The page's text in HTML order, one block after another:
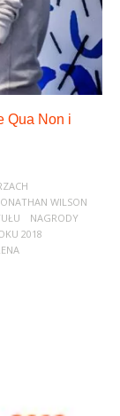
Qua Non i
WILSON
NAGRODY
2018